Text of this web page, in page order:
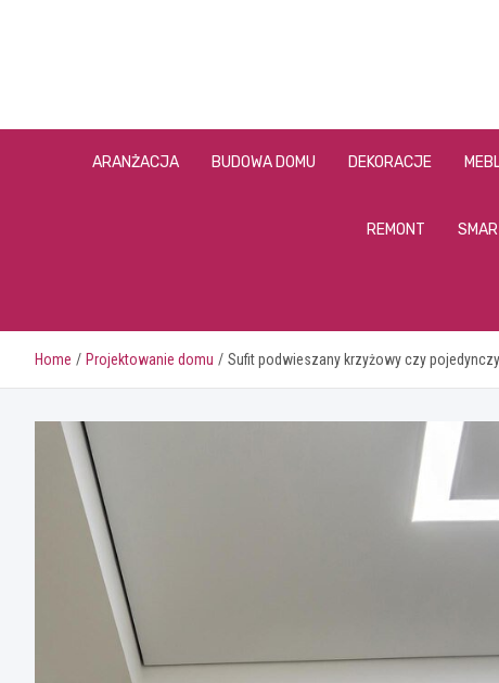
ARANŻACJA BUDOWA DOMU DEKORACJE
REMONT
Home Projektowanie domu Sufit podwieszany krzyżowy czy